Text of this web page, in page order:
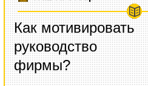
Как мотивировать
руководство
фирмы?